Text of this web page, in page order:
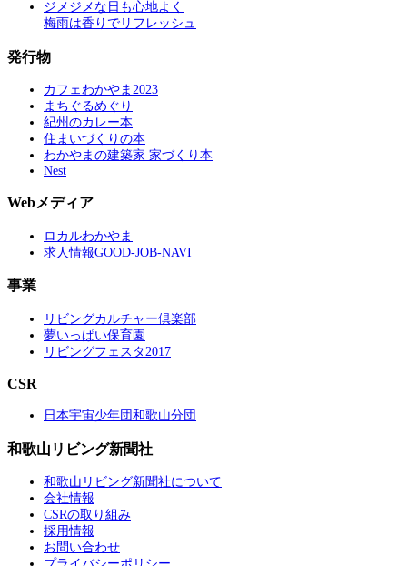
ジメジメな日も心地よく
梅雨は香りでリフレッシュ
発行物
カフェわかやま2023
まちぐるめぐり
紀州のカレー本
住まいづくりの本
わかやまの建築家 家づくり本
Nest
Webメディア
ロカルわかやま
求人情報GOOD-JOB-NAVI
事業
リビングカルチャー倶楽部
夢いっぱい保育園
リビングフェスタ2017
CSR
日本宇宙少年団和歌山分団
和歌山リビング新聞社
和歌山リビング新聞社について
会社情報
CSRの取り組み
採用情報
お問い合わせ